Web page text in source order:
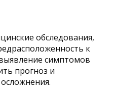
обследования,
к
симптомов
прогноз и